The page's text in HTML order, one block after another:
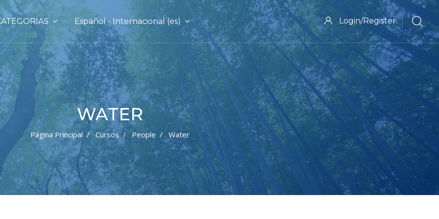
Español - Internacional ‎(es)‎ Login/Register
WATER
Página Principal Cursos People Water